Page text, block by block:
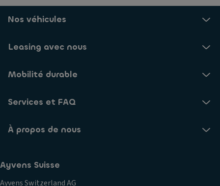
Nos véhicules
Leasing avec nous
Mobilité durable
Services et FAQ
À propos de nous
Ayvens Suisse
Ayvens Switzerland AG